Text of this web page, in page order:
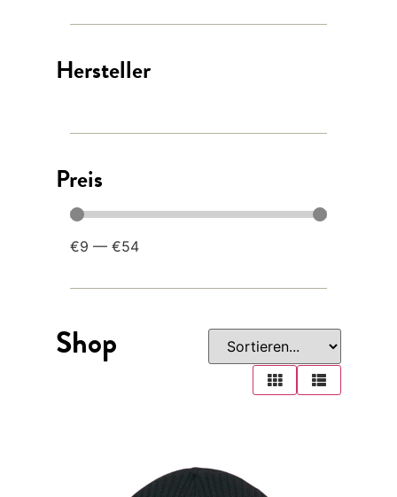
Hersteller
Preis
€9 — €54
Shop